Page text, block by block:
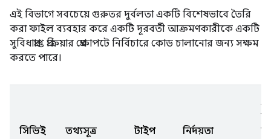
এই বিভাগে সবচেয়ে গুরুতর দুর্বলতা একটি বিশেষভাবে তৈরি
করা ফাইল ব্যবহার করে একটি দূরবর্তী আক্রমণকারীকে একটি
সুবিধাপ্রাপ্ত প্রক্রিয়ার প্রেক্ষাপটে নির্বিচারে কোড চালানোর জন্য সক্ষম
করতে পারে।
সিভিই তথ্যসূত্র টাইপ নির্দয়তা